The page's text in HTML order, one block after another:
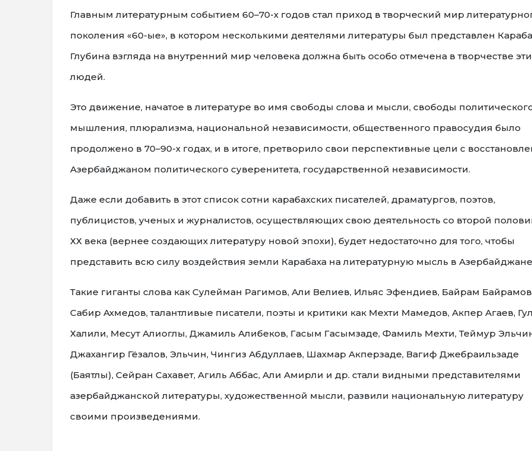
Главным литературным событием 60–70-х годов стал приход в творческий мир
поколения «60-ые», в котором несколькими деятелями литературы был представлен
Глубина взгляда на внутренний мир человека должна быть особо отмечена в творчестве
людей.
Это движение, начатое в литературе во имя свободы слова и мысли, свободы
мышления, плюрализма, национальной независимости, общественного правосудия было
продолжено в 70–90-х годах, и в итоге, претворило свои перспективные цели с
Азербайджаном политического суверенитета, государственной независимости.
Даже если добавить в этот список сотни карабахских писателей, драматургов, поэтов,
публицистов, ученых и журналистов, осуществляющих свою деятельность со второй
ХХ века (вернее создающих литературу новой эпохи), будет недостаточно для того, чтобы
представить всю силу воздействия земли Карабаха на литературную мысль в
Такие гиганты слова как Сулейман Рагимов, Али Велиев, Ильяс Эфендиев, Байрам
Сабир Ахмедов, талантливые писатели, поэты и критики как Мехти Мамедов, Акпер Агаев,
Халили, Месут Алиоглы, Джамиль Алибеков, Гасым Гасымзаде, Фамиль Мехти, Теймур
Джахангир Гёзалов, Эльчин, Чингиз Абдуллаев, Шахмар Акперзаде, Вагиф Джебраильзаде
(Баятлы), Сейран Сахавет, Агиль Аббас, Али Амирли и др. стали видными представителями
азербайджанской литературы, художественной мысли, развили национальную литературу
своими произведениями.